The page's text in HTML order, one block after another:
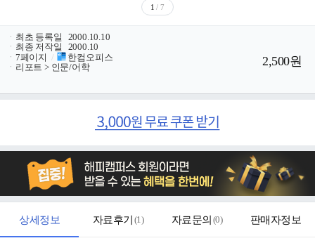
1 / 7
ㆍ 최초 등록일
2000.10.10
ㆍ 최종 저작일
2000.10
ㆍ 7페이지 /
한컴오피스
ㆍ 리포트 > 인문/어학 2,500원
상세정보 자료후기 (1) 자료문의 (0) 판매자정보